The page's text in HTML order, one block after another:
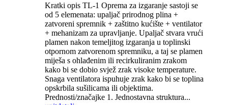
Kratki opis TL-1 Oprema za izgaranje sastoji se
od 5 elemenata: upaljač prirodnog plina +
zatvoreni spremnik + zaštitno kućište + ventilator
+ mehanizam za upravljanje. Upaljač stvara vrući
plamen nakon temeljitog izgaranja u toplinski
otpornom zatvorenom spremniku, a taj se plamen
miješa s ohlađenim ili recirkuliranim zrakom
kako bi se dobio svjež zrak visoke temperature.
Snaga ventilatora ispuhuje zrak kako bi se toplina
opskrbila sušilicama ili objektima.
Prednosti/značajke 1. Jednostavna struktura...